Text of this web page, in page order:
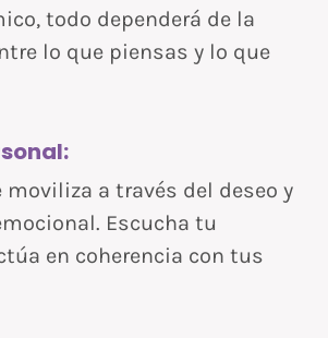
todo dependerá de la
lo que piensas y lo que
moviliza a través del deseo y
Escucha tu
en coherencia con tus